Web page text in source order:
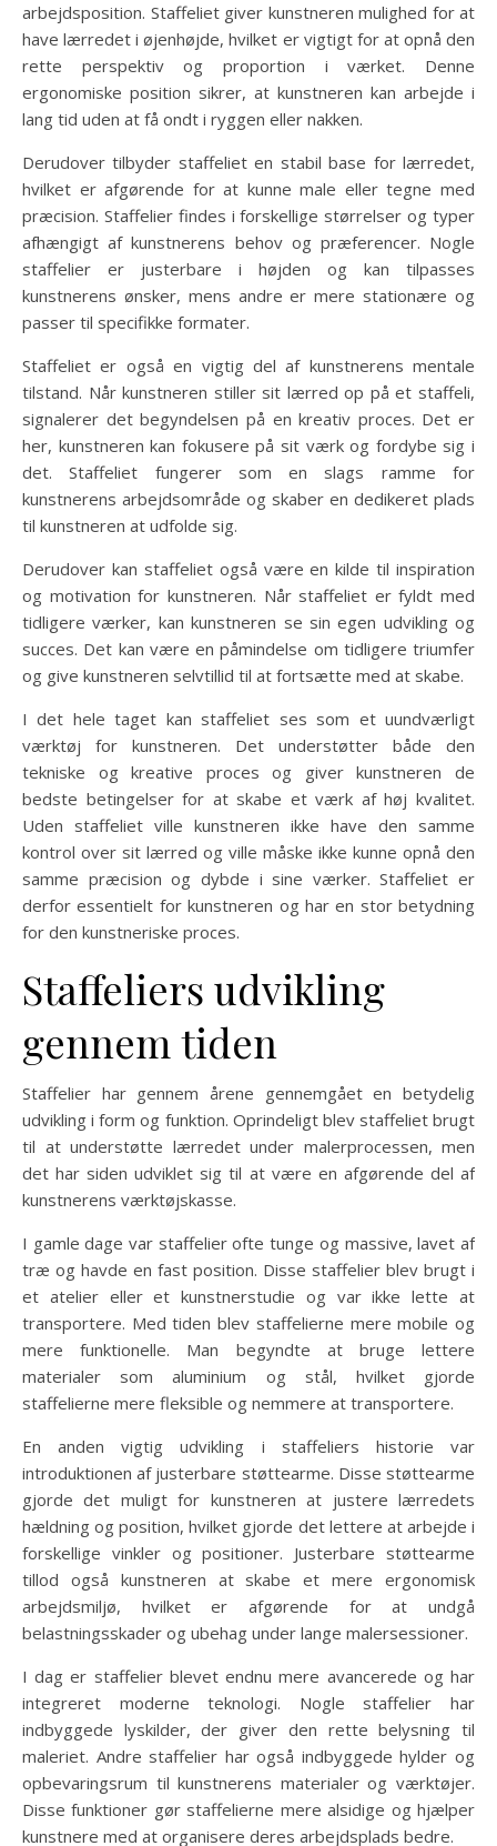
arbejdsposition. Staffeliet giver kunstneren mulighed for at
have lærredet i øjenhøjde, hvilket er vigtigt for at opnå den
rette perspektiv og proportion i værket. Denne
ergonomiske position sikrer, at kunstneren kan arbejde i
lang tid uden at få ondt i ryggen eller nakken.
Derudover tilbyder staffeliet en stabil base for lærredet,
hvilket er afgørende for at kunne male eller tegne med
præcision. Staffelier findes i forskellige størrelser og typer
afhængigt af kunstnerens behov og præferencer. Nogle
staffelier er justerbare i højden og kan tilpasses
kunstnerens ønsker, mens andre er mere stationære og
passer til specifikke formater.
Staffeliet er også en vigtig del af kunstnerens mentale
tilstand. Når kunstneren stiller sit lærred op på et staffeli,
signalerer det begyndelsen på en kreativ proces. Det er
her, kunstneren kan fokusere på sit værk og fordybe sig i
det. Staffeliet fungerer som en slags ramme for
kunstnerens arbejdsområde og skaber en dedikeret plads
til kunstneren at udfolde sig.
Derudover kan staffeliet også være en kilde til inspiration
og motivation for kunstneren. Når staffeliet er fyldt med
tidligere værker, kan kunstneren se sin egen udvikling og
succes. Det kan være en påmindelse om tidligere triumfer
og give kunstneren selvtillid til at fortsætte med at skabe.
I det hele taget kan staffeliet ses som et uundværligt
værktøj for kunstneren. Det understøtter både den
tekniske og kreative proces og giver kunstneren de
bedste betingelser for at skabe et værk af høj kvalitet.
Uden staffeliet ville kunstneren ikke have den samme
kontrol over sit lærred og ville måske ikke kunne opnå den
samme præcision og dybde i sine værker. Staffeliet er
derfor essentielt for kunstneren og har en stor betydning
for den kunstneriske proces.
Staffeliers udvikling
gennem tiden
Staffelier har gennem årene gennemgået en betydelig
udvikling i form og funktion. Oprindeligt blev staffeliet brugt
til at understøtte lærredet under malerprocessen, men
det har siden udviklet sig til at være en afgørende del af
kunstnerens værktøjskasse.
I gamle dage var staffelier ofte tunge og massive, lavet af
træ og havde en fast position. Disse staffelier blev brugt i
et atelier eller et kunstnerstudie og var ikke lette at
transportere. Med tiden blev staffelierne mere mobile og
mere funktionelle. Man begyndte at bruge lettere
materialer som aluminium og stål, hvilket gjorde
staffelierne mere fleksible og nemmere at transportere.
En anden vigtig udvikling i staffeliers historie var
introduktionen af justerbare støttearme. Disse støttearme
gjorde det muligt for kunstneren at justere lærredets
hældning og position, hvilket gjorde det lettere at arbejde i
forskellige vinkler og positioner. Justerbare støttearme
tillod også kunstneren at skabe et mere ergonomisk
arbejdsmiljø, hvilket er afgørende for at undgå
belastningsskader og ubehag under lange malersessioner.
I dag er staffelier blevet endnu mere avancerede og har
integreret moderne teknologi. Nogle staffelier har
indbyggede lyskilder, der giver den rette belysning til
maleriet. Andre staffelier har også indbyggede hylder og
opbevaringsrum til kunstnerens materialer og værktøjer.
Disse funktioner gør staffelierne mere alsidige og hjælper
kunstnere med at organisere deres arbejdsplads bedre.